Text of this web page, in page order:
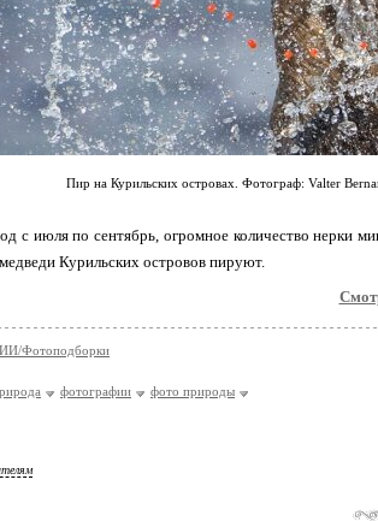
Пир на Курильских островах. Фотограф: Valter
с июля по сентябрь, огромное количество нерки
Курильских островов пируют.
Фотоподборки
фотографии фото природы